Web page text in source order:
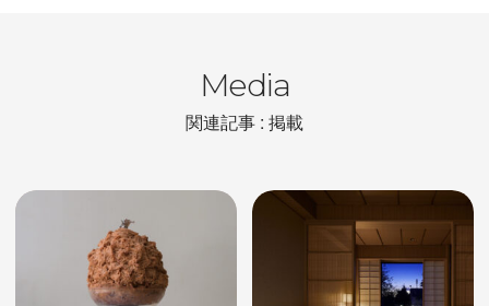
Media
関連記事 : 掲載